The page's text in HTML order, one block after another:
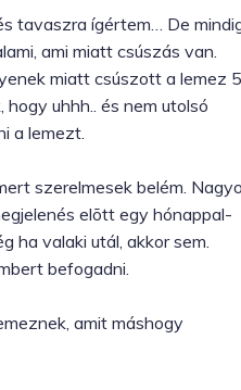
tavaszra ígértem… De
ami miatt csúszás van.
miatt csúszott a lemez 5
uhhh.. és nem utolsó
a lemezt.
szerelmesek belém.
elõtt egy hónappal-
ha valaki utál, akkor sem.
befogadni.
amit máshogy